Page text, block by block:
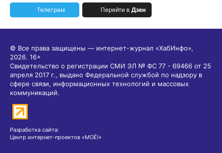
Телеграм Перейти в Дзен
© Все права защищены — интернет-журнал «ХабИнфо»,
2026. 16+
Свидетельство о регистрации СМИ ЭЛ № ФС 77 - 69466 от 25
апреля 2017 г., выдано Федеральной службой по надзору в
сфере связи, информационных технологий и массовых
коммуникаций.
Разработка сайта:
Центр интернет-проектов «МОЁ!»